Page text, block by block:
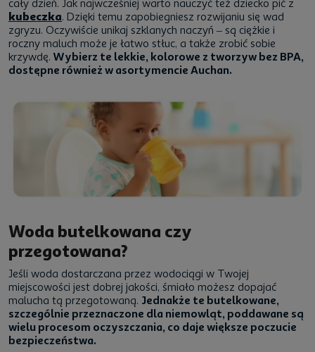
cały dzień. Jak najwcześniej warto nauczyć też dziecko pić z
kubeczka. Dzięki temu zapobiegniesz rozwijaniu się wad
zgryzu. Oczywiście unikaj szklanych naczyń – są ciężkie i
roczny maluch może je łatwo stłuc, a także zrobić sobie
krzywdę. Wybierz te lekkie, kolorowe z tworzyw bez BPA,
dostępne również w asortymencie Auchan.
Woda butelkowana czy
przegotowana?
Jeśli woda dostarczana przez wodociągi w Twojej
miejscowości jest dobrej jakości, śmiało możesz dopajać
malucha tą przegotowaną. Jednakże te butelkowane,
szczególnie przeznaczone dla niemowląt, poddawane są
wielu procesom oczyszczania, co daje większe poczucie
bezpieczeństwa.